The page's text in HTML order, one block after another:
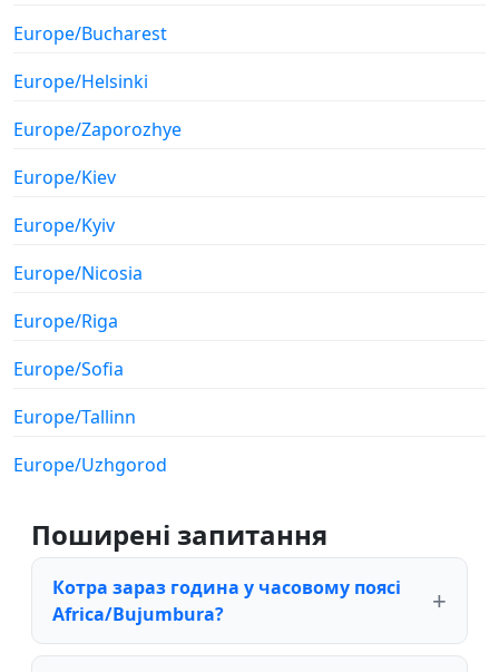
Europe/Bucharest
Europe/Helsinki
Europe/Zaporozhye
Europe/Kiev
Europe/Kyiv
Europe/Nicosia
Europe/Riga
Europe/Sofia
Europe/Tallinn
Europe/Uzhgorod
Поширені запитання
Котра зараз година у часовому поясі
Africa/Bujumbura?